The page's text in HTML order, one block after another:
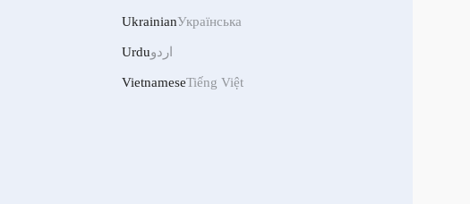
UkrainianУкраїнська
Urduاردو
VietnameseTiếng Việt